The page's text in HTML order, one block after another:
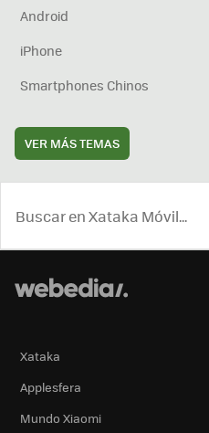
Android
iPhone
Smartphones Chinos
VER MÁS TEMAS
Xataka
Applesfera
Mundo Xiaomi